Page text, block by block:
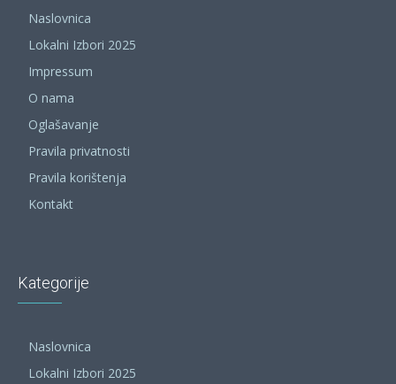
Naslovnica
Lokalni Izbori 2025
Impressum
O nama
Oglašavanje
Pravila privatnosti
Pravila korištenja
Kontakt
Kategorije
Naslovnica
Lokalni Izbori 2025